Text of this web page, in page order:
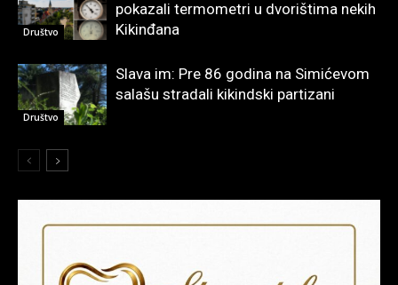
Društvo
pokazali termometri u dvorištima nekih
Kikinđana
Društvo
Slava im: Pre 86 godina na Simićevom
salašu stradali kikindski partizani